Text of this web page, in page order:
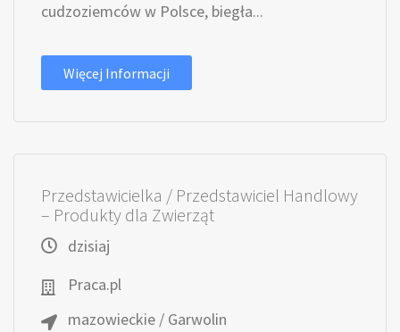
cudzoziemców w Polsce, biegła...
Więcej Informacji
Przedstawicielka / Przedstawiciel Handlowy
– Produkty dla Zwierząt
dzisiaj
Praca.pl
mazowieckie / Garwolin